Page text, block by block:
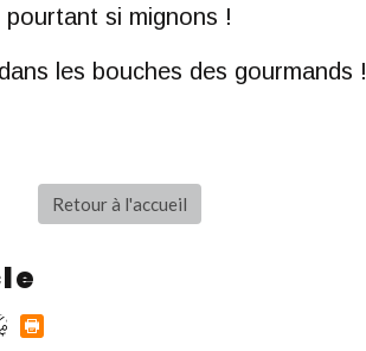
pourtant si mignons !
les bouches des gourmands !
Retour à l'accueil